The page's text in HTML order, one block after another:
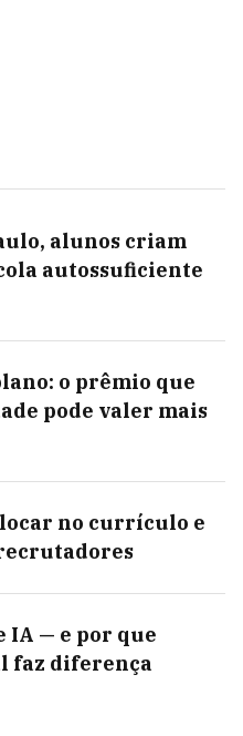
alunos criam
autossuficiente
o prêmio que
pode valer mais
no currículo e
IA — e por que
faz diferença